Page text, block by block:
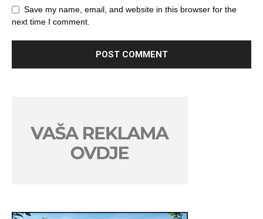
Save my name, email, and website in this browser for the
next time I comment.